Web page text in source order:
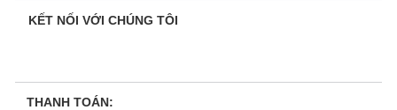
KẾT NỐI VỚI CHÚNG TÔI
THANH TOÁN: